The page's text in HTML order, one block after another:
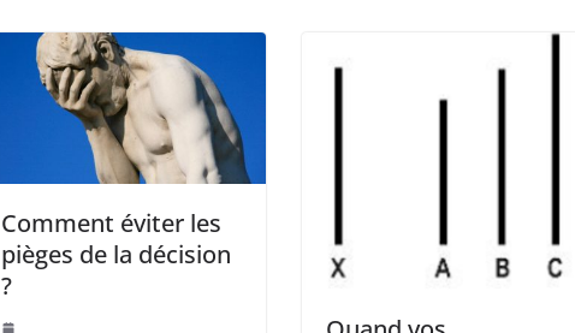
Comment éviter les
pièges de la décision
?